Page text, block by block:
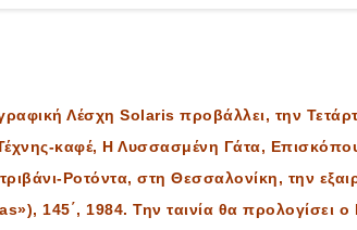
Λέσχη Solaris προβάλλει, την
καφέ, Η Λυσσασμένη Γάτα,
Ροτόντα, στη Θεσσαλονίκη, την
145΄, 1984. Την ταινία θα προλογίσει